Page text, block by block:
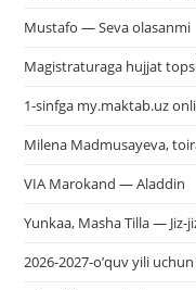
Mustafo — Seva olasanmi
Magistraturaga hujjat
1-sinfga my.maktab.uz
Milena Madmusayeva,
VIA Marokand — Aladdin
Yunkaa, Masha Tilla — Jiz-
2026-2027-o’quv yili